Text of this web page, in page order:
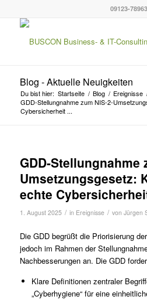
09123-
Blog - Aktuelle Neuigkeiten
Du bist hier: Startseite / Blog / Ereignisse
GDD-Stellungnahme zum NIS-2-
Cybersicherheit ...
GDD-Stellungnahme
Umsetzungsgesetz:
echte
1. August 2025 / in Ereignisse / von Jürgen
Die GDD begrüßt die Priorisierung
jedoch im Rahmen der
Nachbesserungen an. Die GDD
Klare Definitionen zentraler
„Cyberhygiene“ für eine